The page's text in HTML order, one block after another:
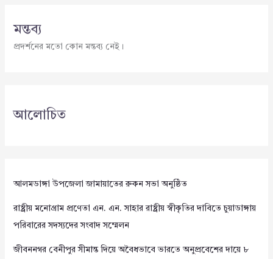
মন্তব্য
প্রদর্শনের মতো কোন মন্তব্য নেই।
আলোচিত
আলমডাঙ্গা উপজেলা জামায়াতের রুকন সভা অনুষ্ঠিত
রাষ্ট্রীয় মনোগ্রাম প্রণেতা এন. এন. সাহার রাষ্ট্রীয় স্বীকৃতির দাবিতে চুয়াডাঙ্গায়
পরিবারের সদস্যদের সংবাদ সম্মেলন
জীবননগর বেনীপুর সীমান্ত দিয়ে অবৈধভাবে ভারতে অনুপ্রবেশের দায়ে ৮